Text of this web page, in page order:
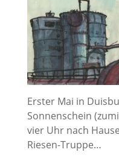
Erster Mai in
Sonnenschein
vier Uhr nach
Riesen-Truppe…